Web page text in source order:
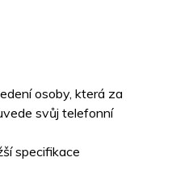
osoby, která za
svůj telefonní
specifikace